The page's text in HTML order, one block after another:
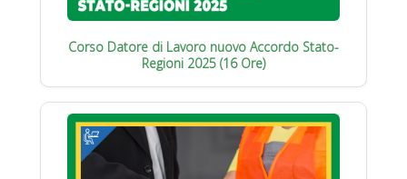
Corso Datore di Lavoro nuovo Accordo Stato-
Regioni 2025 (16 Ore)